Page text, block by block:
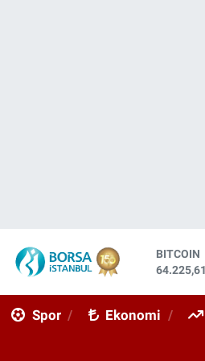
DOLAR
47,7143
STERLİN
Spor Ekonomi